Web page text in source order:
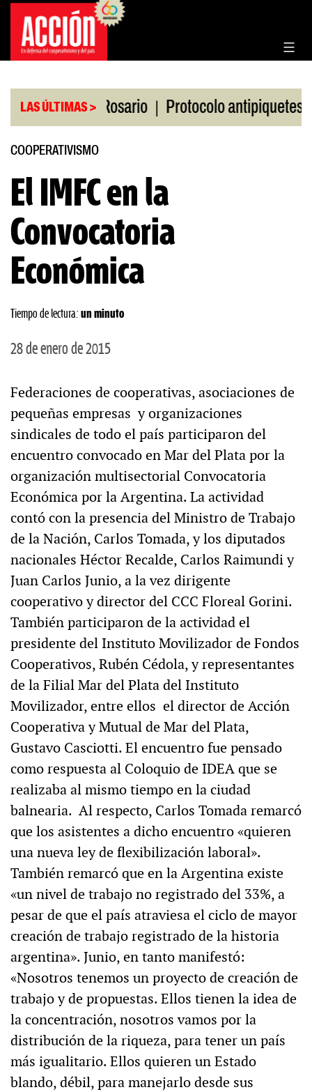
Saltar
contenido
LAS ÚLTIMAS >
la Bolsa de Rosario | Protocolo antipiquetes |
COOPERATIVISMO
El IMFC en la
Convocatoria
Económica
Tiempo de lectura: un minuto
28 de enero de 2015
Federaciones de cooperativas, asociaciones de
pequeñas empresas y organizaciones
sindicales de todo el país participaron del
encuentro convocado en Mar del Plata por la
organización multisectorial Convocatoria
Económica por la Argentina. La actividad
contó con la presencia del Ministro de Trabajo
de la Nación, Carlos Tomada, y los diputados
nacionales Héctor Recalde, Carlos Raimundi y
Juan Carlos Junio, a la vez dirigente
cooperativo y director del CCC Floreal Gorini.
También participaron de la actividad el
presidente del Instituto Movilizador de Fondos
Cooperativos, Rubén Cédola, y representantes
de la Filial Mar del Plata del Instituto
Movilizador, entre ellos el director de Acción
Cooperativa y Mutual de Mar del Plata,
Gustavo Casciotti. El encuentro fue pensado
como respuesta al Coloquio de IDEA que se
realizaba al mismo tiempo en la ciudad
balnearia. Al respecto, Carlos Tomada remarcó
que los asistentes a dicho encuentro «quieren
una nueva ley de flexibilización laboral».
También remarcó que en la Argentina existe
«un nivel de trabajo no registrado del 33%, a
pesar de que el país atraviesa el ciclo de mayor
creación de trabajo registrado de la historia
argentina». Junio, en tanto manifestó:
«Nosotros tenemos un proyecto de creación de
trabajo y de propuestas. Ellos tienen la idea de
la concentración, nosotros vamos por la
distribución de la riqueza, para tener un país
más igualitario. Ellos quieren un Estado
blando, débil, para manejarlo desde sus